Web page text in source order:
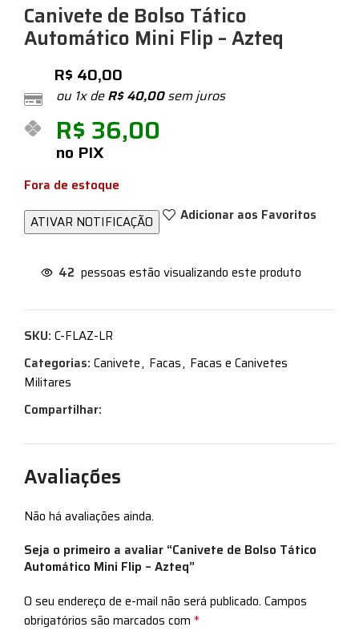
Canivete de Bolso Tático
Automático Mini Flip – Azteq
R$ 40,00
ou 1x deR$40,00sem juros
R$ 36,00
no PIX
Fora de estoque
Adicionar aos Favoritos
42 pessoas estão visualizando este produto
SKU: C-FLAZ-LR
Categorias: Canivete, Facas, Facas e Canivetes
Militares
Compartilhar:
Avaliações
Não há avaliações ainda.
Seja o primeiro a avaliar “Canivete de Bolso Tático
Automático Mini Flip – Azteq”
O seu endereço de e-mail não será publicado. Campos
obrigatórios são marcados com *